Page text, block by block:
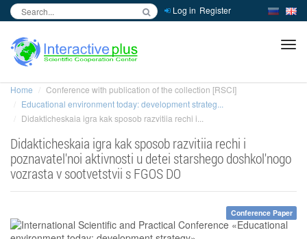
Log in Register
Home
Conference with publication of the collection [RSCI]
Educational environment today: development strateg...
Didakticheskaia igra kak sposob razvitiia rechi i...
Didakticheskaia igra kak sposob razvitiia rechi i
poznavatel'noi aktivnosti u detei starshego doshkol'nogo
vozrasta v sootvetstvii s FGOS DO
Conference Paper